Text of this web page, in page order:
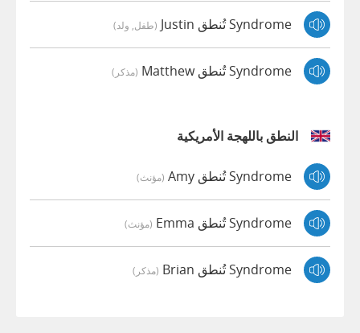
Syndrome تُنطق Justin (طفل, ولد)
Syndrome تُنطق Matthew (مذكر)
النطق باللهجة الأمريكية
Syndrome تُنطق Amy (مؤنث)
Syndrome تُنطق Emma (مؤنث)
Syndrome تُنطق Brian (مذكر)